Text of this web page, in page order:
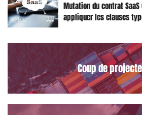
Mutation du contrat
appliquer les clauses
Coup de